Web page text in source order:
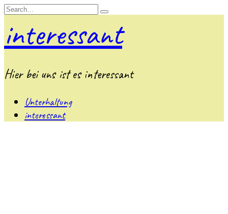
Skip
content
Search
interessant
Hier bei uns ist es interessant
Unterhaltung
interessant